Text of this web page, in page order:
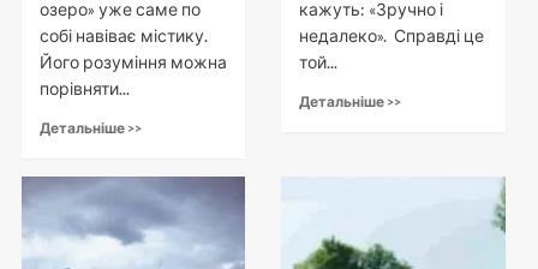
озеро» уже саме по
собі навіває містику.
Його розуміння можна
порівняти...
Детальніше >>
кажуть: «Зручно і
недалеко». Справді це
той...
Детальніше >>